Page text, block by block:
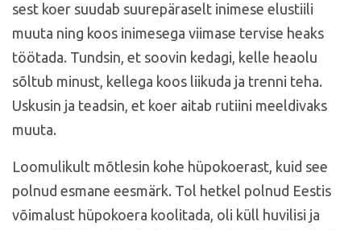
sest koer suudab suurepäraselt inimese elustiili
muuta ning koos inimesega viimase tervise heaks
töötada. Tundsin, et soovin kedagi, kelle heaolu
sõltub minust, kellega koos liikuda ja trenni teha.
Uskusin ja teadsin, et koer aitab rutiini meeldivaks
muuta.
Loomulikult mõtlesin kohe hüpokoerast, kuid see
polnud esmane eesmärk. Tol hetkel polnud Eestis
võimalust hüpokoera koolitada, oli küll huvilisi ja